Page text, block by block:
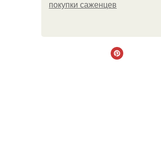
покупки саженцев